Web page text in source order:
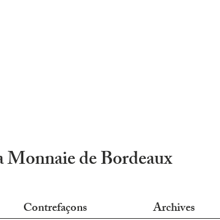
Monnaie de Bordeaux
Contrefaçons Archives